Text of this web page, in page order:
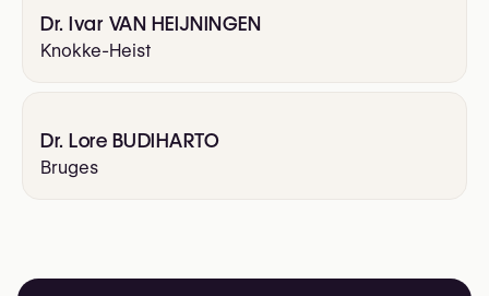
Dr. Ivar VAN HEIJNINGEN
Knokke-Heist
Dr. Lore BUDIHARTO
Bruges